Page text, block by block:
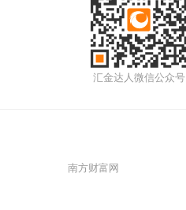
汇金达人微信公众号
南方财富网